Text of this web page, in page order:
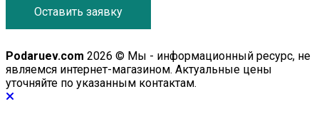
Оставить заявку
Podaruev.com 2026 © Мы - информационный ресурс, не
являемся интернет-магазином. Актуальные цены
уточняйте по указанным контактам.